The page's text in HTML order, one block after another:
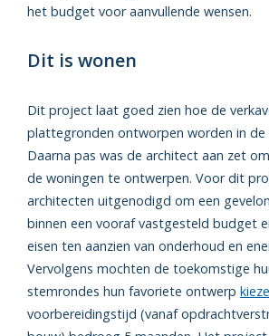
het budget voor aanvullende wensen.
Dit is wonen
Dit project laat goed zien hoe de
plattegronden ontworpen worden in de
Daarna pas was de architect aan zet
de woningen te ontwerpen. Voor dit
architecten uitgenodigd om een
binnen een vooraf vastgesteld budget
eisen ten aanzien van onderhoud en
Vervolgens mochten de toekomstige
stemrondes hun favoriete ontwerp
voorbereidingstijd (vanaf